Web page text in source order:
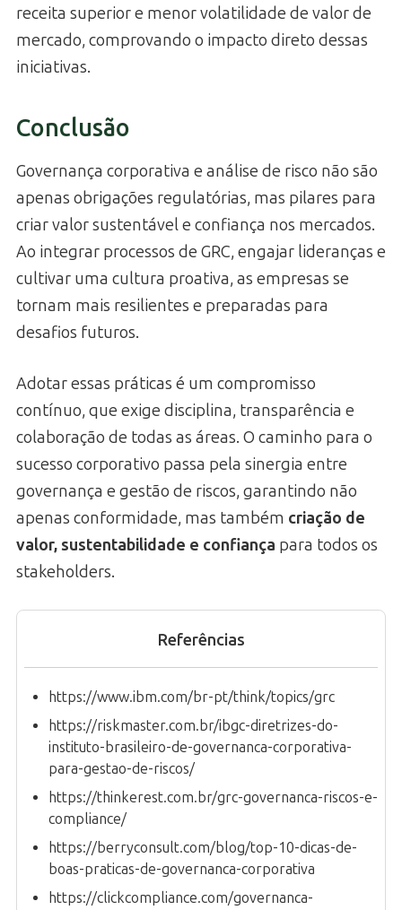
receita superior e menor volatilidade de valor de
mercado, comprovando o impacto direto dessas
iniciativas.
Conclusão
Governança corporativa e análise de risco não são
apenas obrigações regulatórias, mas pilares para
criar valor sustentável e confiança nos mercados.
Ao integrar processos de GRC, engajar lideranças e
cultivar uma cultura proativa, as empresas se
tornam mais resilientes e preparadas para
desafios futuros.
Adotar essas práticas é um compromisso
contínuo, que exige disciplina, transparência e
colaboração de todas as áreas. O caminho para o
sucesso corporativo passa pela sinergia entre
governança e gestão de riscos, garantindo não
apenas conformidade, mas também criação de
valor, sustentabilidade e confiança para todos os
stakeholders.
Referências
https://www.ibm.com/br-pt/think/topics/grc
https://riskmaster.com.br/ibgc-diretrizes-do-
instituto-brasileiro-de-governanca-corporativa-
para-gestao-de-riscos/
https://thinkerest.com.br/grc-governanca-riscos-e-
compliance/
https://berryconsult.com/blog/top-10-dicas-de-
boas-praticas-de-governanca-corporativa
https://clickcompliance.com/governanca-